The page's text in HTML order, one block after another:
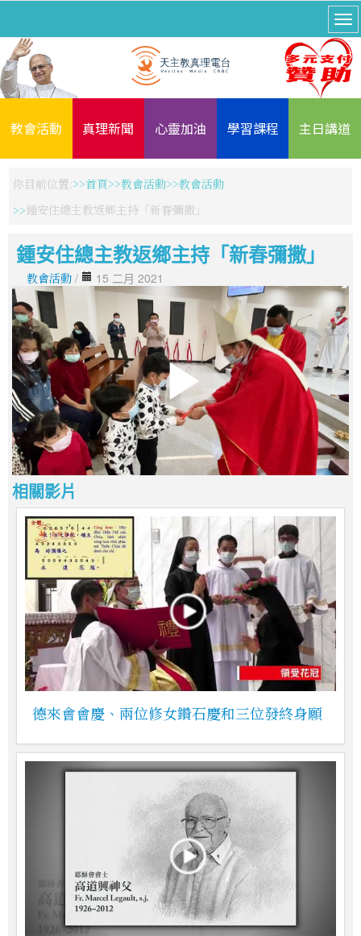
教會活動 真理新聞 心靈加油 學習課程 主日講道
你目前位置: 首頁 教會活動
教會活動
鍾安住總主教返鄉主持「新春彌撒」
鍾安住總主教返鄉主持「新春彌撒」
教會活動 / 15 二月 2021
相關影片
德來會會慶、兩位修女鑽石慶和三位發終身願